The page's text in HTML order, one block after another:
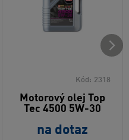
Kód: 2318
Motorový olej Top
Tec 4500 5W-30
na dotaz